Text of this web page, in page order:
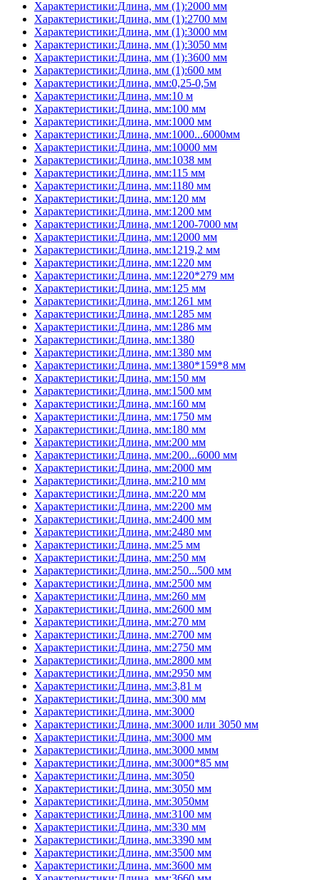
Характеристики:Длина, мм (1):2000 мм
Характеристики:Длина, мм (1):2700 мм
Характеристики:Длина, мм (1):3000 мм
Характеристики:Длина, мм (1):3050 мм
Характеристики:Длина, мм (1):3600 мм
Характеристики:Длина, мм (1):600 мм
Характеристики:Длина, мм:0,25-0,5м
Характеристики:Длина, мм:10 м
Характеристики:Длина, мм:100 мм
Характеристики:Длина, мм:1000 мм
Характеристики:Длина, мм:1000...6000мм
Характеристики:Длина, мм:10000 мм
Характеристики:Длина, мм:1038 мм
Характеристики:Длина, мм:115 мм
Характеристики:Длина, мм:1180 мм
Характеристики:Длина, мм:120 мм
Характеристики:Длина, мм:1200 мм
Характеристики:Длина, мм:1200-7000 мм
Характеристики:Длина, мм:12000 мм
Характеристики:Длина, мм:1219,2 мм
Характеристики:Длина, мм:1220 мм
Характеристики:Длина, мм:1220*279 мм
Характеристики:Длина, мм:125 мм
Характеристики:Длина, мм:1261 мм
Характеристики:Длина, мм:1285 мм
Характеристики:Длина, мм:1286 мм
Характеристики:Длина, мм:1380
Характеристики:Длина, мм:1380 мм
Характеристики:Длина, мм:1380*159*8 мм
Характеристики:Длина, мм:150 мм
Характеристики:Длина, мм:1500 мм
Характеристики:Длина, мм:160 мм
Характеристики:Длина, мм:1750 мм
Характеристики:Длина, мм:180 мм
Характеристики:Длина, мм:200 мм
Характеристики:Длина, мм:200...6000 мм
Характеристики:Длина, мм:2000 мм
Характеристики:Длина, мм:210 мм
Характеристики:Длина, мм:220 мм
Характеристики:Длина, мм:2200 мм
Характеристики:Длина, мм:2400 мм
Характеристики:Длина, мм:2480 мм
Характеристики:Длина, мм:25 мм
Характеристики:Длина, мм:250 мм
Характеристики:Длина, мм:250...500 мм
Характеристики:Длина, мм:2500 мм
Характеристики:Длина, мм:260 мм
Характеристики:Длина, мм:2600 мм
Характеристики:Длина, мм:270 мм
Характеристики:Длина, мм:2700 мм
Характеристики:Длина, мм:2750 мм
Характеристики:Длина, мм:2800 мм
Характеристики:Длина, мм:2950 мм
Характеристики:Длина, мм:3,81 м
Характеристики:Длина, мм:300 мм
Характеристики:Длина, мм:3000
Характеристики:Длина, мм:3000 или 3050 мм
Характеристики:Длина, мм:3000 мм
Характеристики:Длина, мм:3000 ммм
Характеристики:Длина, мм:3000*85 мм
Характеристики:Длина, мм:3050
Характеристики:Длина, мм:3050 мм
Характеристики:Длина, мм:3050мм
Характеристики:Длина, мм:3100 мм
Характеристики:Длина, мм:330 мм
Характеристики:Длина, мм:3390 мм
Характеристики:Длина, мм:3500 мм
Характеристики:Длина, мм:3600 мм